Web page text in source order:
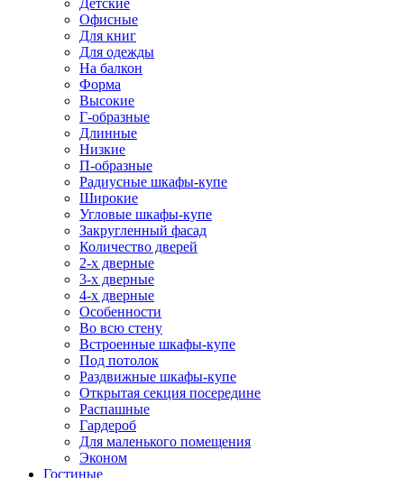
Детские
Офисные
Для книг
Для одежды
На балкон
Форма
Высокие
Г-образные
Длинные
Низкие
П-образные
Радиусные шкафы-купе
Широкие
Угловые шкафы-купе
Закругленный фасад
Количество дверей
2-х дверные
3-х дверные
4-х дверные
Особенности
Во всю стену
Встроенные шкафы-купе
Под потолок
Раздвижные шкафы-купе
Открытая секция посередине
Распашные
Гардероб
Для маленького помещения
Эконом
Гостиные